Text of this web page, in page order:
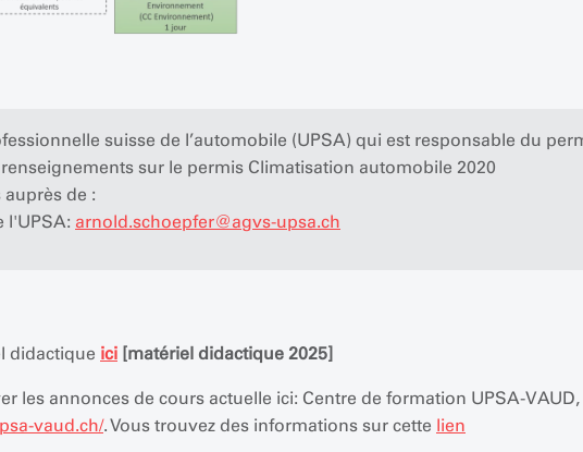
suisse de l’automobile (UPSA) qui est responsable du
sur le permis Climatisation automobile 2020
de :
l'UPSA: arnold.schoepfer@agvs-upsa.ch
didactique ici [matériel didactique 2025]
les annonces de cours actuelle ici: Centre de formation UPSA-VAUD,
vaud.ch/. Vous trouvez des informations sur cette lien